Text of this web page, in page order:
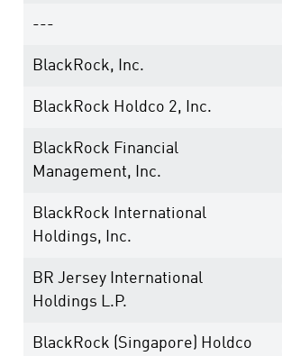
---
BlackRock, Inc.
BlackRock Holdco 2, Inc.
BlackRock Financial
Management, Inc.
BlackRock International
Holdings, Inc.
BR Jersey International
Holdings L.P.
BlackRock (Singapore) Holdco